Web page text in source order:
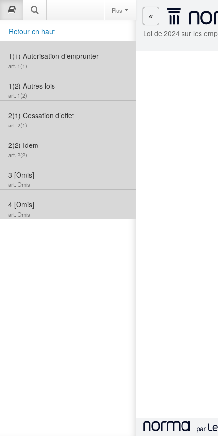
Loi de 2024 sur les
Plus
Retour en haut
1(1) Autorisation d’emprunter
art. 1(1)
1(2) Autres lois
art. 1(2)
2(1) Cessation d’effet
art. 2(1)
2(2) Idem
art. 2(2)
3 [Omis]
art. Omis
4 [Omis]
art. Omis